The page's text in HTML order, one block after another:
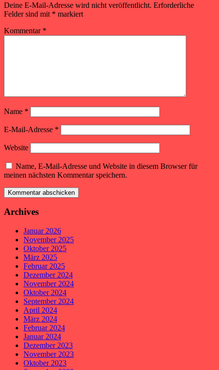
Deine E-Mail-Adresse wird nicht veröffentlicht. Erforderliche
Felder sind mit * markiert
Kommentar *
Name *
E-Mail-Adresse *
Website
Name, E-Mail-Adresse und Website in diesem Browser für
meinen nächsten Kommentar speichern.
Archives
Januar 2026
November 2025
Oktober 2025
März 2025
Februar 2025
Dezember 2024
November 2024
Oktober 2024
September 2024
April 2024
März 2024
Februar 2024
Januar 2024
Dezember 2023
November 2023
Oktober 2023